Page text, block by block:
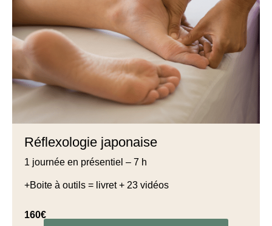
Réflexologie japonaise
1 journée en présentiel – 7 h
+Boite à outils = livret + 23 vidéos
160€